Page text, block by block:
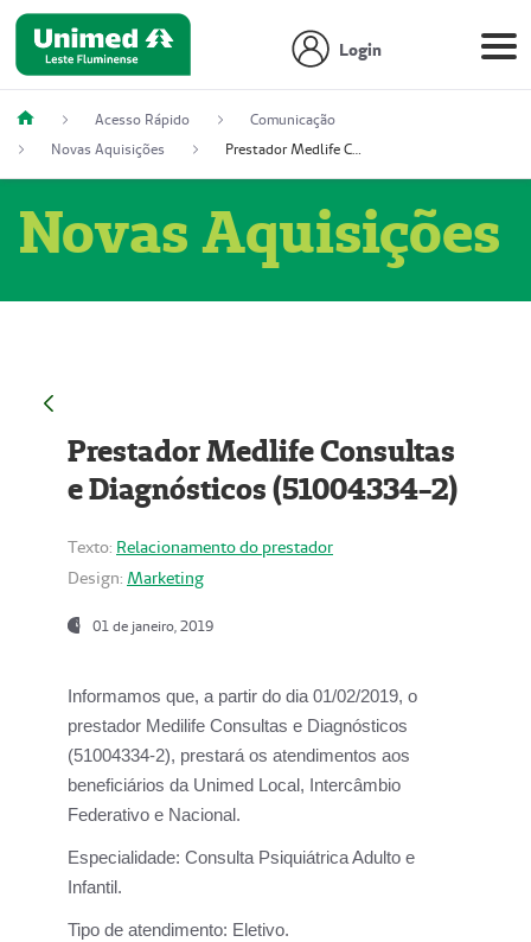
Login
Acesso Rápido
Comunicação
Novas Aquisições
Prestador Medlife Consultas e Diagnósticos (51004334-2)
Novas Aquisições
Prestador Medlife Consultas
e Diagnósticos (51004334-2)
Texto: Relacionamento do prestador
Design: Marketing
01 de janeiro, 2019
Informamos que, a partir do dia 01/02/2019, o
prestador Medilife Consultas e Diagnósticos
(51004334-2), prestará os atendimentos aos
beneficiários da Unimed Local, Intercâmbio
Federativo e Nacional.
Especialidade: Consulta Psiquiátrica Adulto e
Infantil.
Tipo de atendimento: Eletivo.